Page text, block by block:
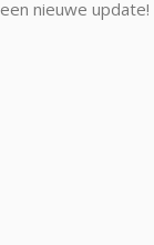
nieuwe update!